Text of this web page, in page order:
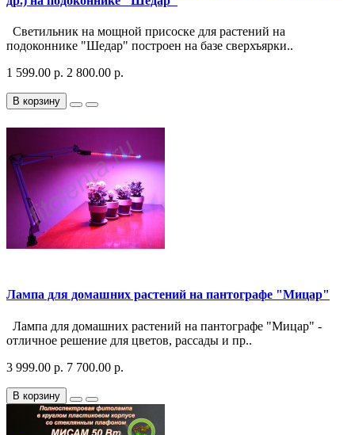
Светильник на мощной присоске для растений на
подоконнике "Шедар" построен на базе сверхъярки..
1 599.00 р. 2 800.00 р.
В корзину
Лампа для домашних растений на пантографе "Мицар"
Лампа для домашних растений на пантографе "Мицар" -
отличное решение для цветов, рассады и пр..
3 999.00 р. 7 700.00 р.
В корзину